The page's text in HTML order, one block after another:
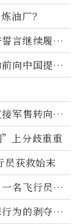
油厂？
言继续履行
向中国提供
军售转向间
上分歧重重
员获救始末
名飞行员失
为的剥夺公